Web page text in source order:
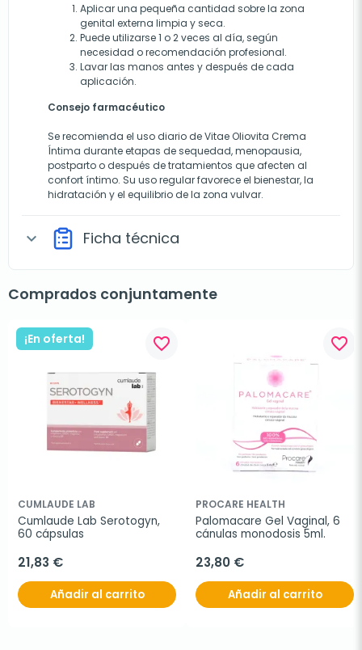
Aplicar una pequeña cantidad sobre la zona
genital externa limpia y seca.
Puede utilizarse 1 o 2 veces al día, según
necesidad o recomendación profesional.
Lavar las manos antes y después de cada
aplicación.
Consejo farmacéutico
Se recomienda el uso diario de Vitae Oliovita Crema
Íntima durante etapas de sequedad, menopausia,
postparto o después de tratamientos que afecten al
confort íntimo. Su uso regular favorece el bienestar, la
hidratación y el equilibrio de la zona vulvar.
expand_more Ficha técnica
Comprados conjuntamente
¡En oferta! favorite_border
CUMLAUDE LAB
Cumlaude Lab Serotogyn,
60 cápsulas
21,83 €
Añadir al carrito
favorite_border
PROCARE HEALTH
Palomacare Gel Vaginal, 6
cánulas monodosis 5ml.
23,80 €
Añadir al carrito